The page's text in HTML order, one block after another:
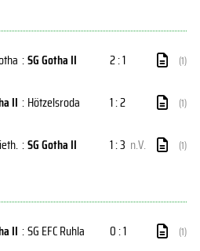
:SG Gotha II 2 : 1 (1)
II : Hötzelsroda 1 : 2 (1)
:SG Gotha II 1 : 3 n.V. (1)
II :SG EFC Ruhla 0 : 1 (1)